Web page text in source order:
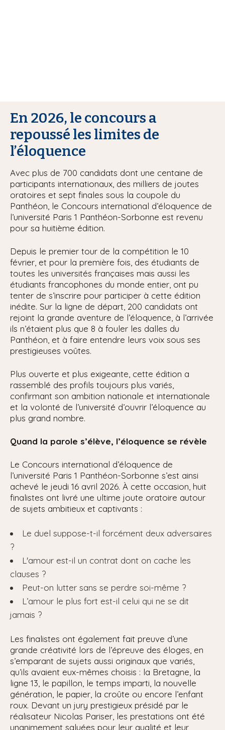
En 2026, le concours a
repoussé les limites de
l’éloquence
Avec plus de 700 candidats dont une centaine de
participants internationaux, des milliers de joutes
oratoires et sept finales sous la coupole du
Panthéon, le Concours international d’éloquence de
l’université Paris 1 Panthéon-Sorbonne est revenu
pour sa huitième édition.
Depuis le premier tour de la compétition le 10
février, et pour la première fois, des étudiants de
toutes les universités françaises mais aussi les
étudiants francophones du monde entier, ont pu
tenter de s’inscrire pour participer à cette édition
inédite. Sur la ligne de départ, 200 candidats ont
rejoint la grande aventure de l’éloquence, à l’arrivée
ils n’étaient plus que 8 à fouler les dalles du
Panthéon, et à faire entendre leurs voix sous ses
prestigieuses voûtes.
Plus ouverte et plus exigeante, cette édition a
rassemblé des profils toujours plus variés,
confirmant son ambition nationale et internationale
et la volonté de l’université d’ouvrir l’éloquence au
plus grand nombre.
Quand la parole s’élève, l’éloquence se révèle
Le Concours international d’éloquence de
l’université Paris 1 Panthéon-Sorbonne s’est ainsi
achevé le jeudi 16 avril 2026. À cette occasion, huit
finalistes ont livré une ultime joute oratoire autour
de sujets ambitieux et captivants :
Le duel suppose-t-il forcément deux adversaires
?
L'amour est-il un contrat dont on cache les
clauses ?
Peut-on lutter sans se perdre soi-même ?
L’amour le plus fort est-il celui qui ne se dit
jamais ?
Les finalistes ont également fait preuve d’une
grande créativité lors de l’épreuve des éloges, en
s’emparant de sujets aussi originaux que variés,
qu’ils avaient eux-mêmes choisis : la Bretagne, la
ligne 13, le papillon, le temps imparti, la nouvelle
génération, le papier, la croûte ou encore l’enfant
roux. Devant un jury prestigieux présidé par le
réalisateur Nicolas Pariser, les prestations ont été
unanimement saluées pour leur qualité et leur